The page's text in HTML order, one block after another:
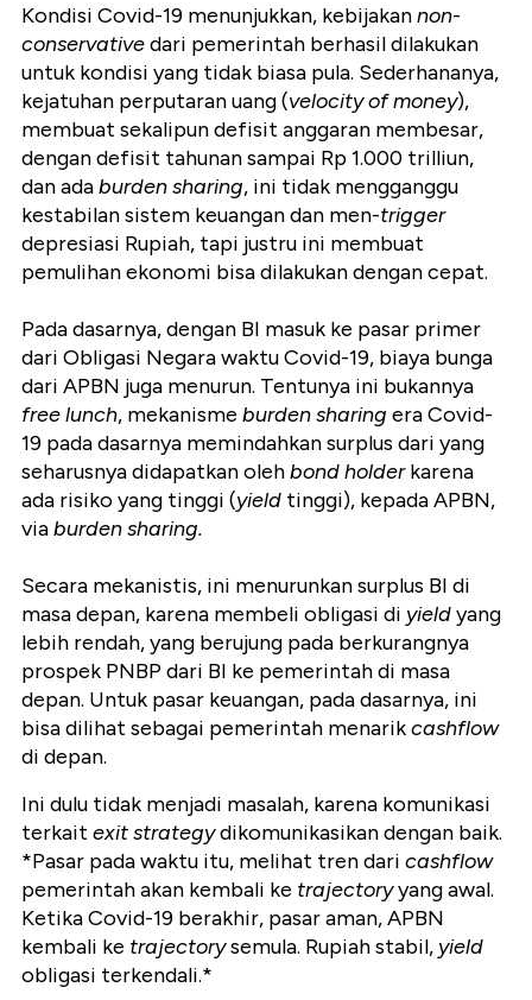
Kondisi Covid-19 menunjukkan, kebijakannon-
conservativedari pemerintah berhasil dilakukan
untuk kondisi yang tidak biasa pula. Sederhananya,
kejatuhan perputaran uang (velocity of money),
membuat sekalipun defisit anggaran membesar,
dengan defisit tahunan sampai Rp 1.000 trilliun,
dan adaburden sharing, ini tidak mengganggu
kestabilan sistem keuangan dan men-trigger
depresiasi Rupiah, tapi justru ini membuat
pemulihan ekonomi bisa dilakukan dengan cepat.
Pada dasarnya, dengan BI masuk ke pasar primer
dari Obligasi Negara waktu Covid-19, biaya bunga
dari APBN juga menurun. Tentunya ini bukannya
free lunch, mekanisme burden sharing era Covid-
19 pada dasarnya memindahkan surplus dari yang
seharusnya didapatkan olehbond holderkarena
ada risiko yang tinggi (yield tinggi), kepada APBN,
viaburden sharing.
Secara mekanistis, ini menurunkan surplus BI di
masa depan, karena membeli obligasi di yieldyang
lebih rendah, yang berujung pada berkurangnya
prospek PNBP dari BI ke pemerintah di masa
depan. Untuk pasar keuangan, pada dasarnya, ini
bisa dilihat sebagai pemerintah menarikcashflow
di depan.
Ini dulu tidak menjadi masalah, karena komunikasi
terkait exit strategydikomunikasikan dengan baik.
*Pasar pada waktu itu, melihat tren dari cashflow
pemerintah akan kembali ke trajectoryyang awal.
Ketika Covid-19 berakhir, pasar aman, APBN
kembali ke trajectorysemula. Rupiah stabil, yield
obligasi terkendali.*